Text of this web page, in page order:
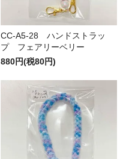
CC-A5-28 ハンドストラッ
プ フェアリーベリー
880円(税80円)